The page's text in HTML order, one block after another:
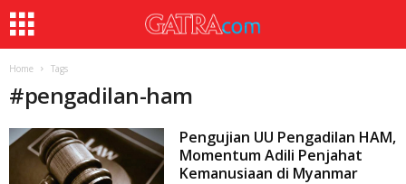
Home Tags
#pengadilan-ham
Pengujian UU Pengadilan HAM,
Momentum Adili Penjahat
Kemanusiaan di Myanmar